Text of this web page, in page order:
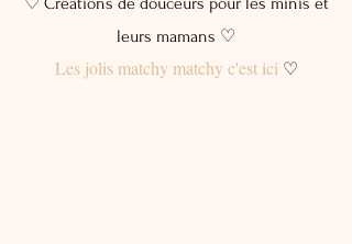
leurs mamans ♡
Les jolis matchy matchy c'est ici♡